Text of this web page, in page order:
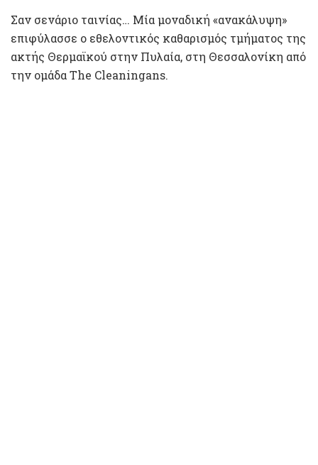
Σαν σενάριο ταινίας… Μία μοναδική «ανακάλυψη»
επιφύλασσε ο εθελοντικός καθαρισμός τμήματος της
ακτής Θερμαϊκού στην Πυλαία, στη Θεσσαλονίκη από
την ομάδα The Cleaningans.